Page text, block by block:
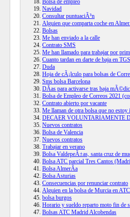
Bolsa de empleo
Navidad
Consultar puntuaciÃ³n
Alguien que comparta coche en
Bolsas
Me han enviado a la calle
Contrato SMS
Me han llamado para trabajar por
Cuanto tardan en darte de baja en
Duda
Hoja de cÃ¡lculo para bolsas de
Sms bolsa Barcelona
DÃ­as para activarse tras baja
Bolsa de Empleo de Correos 2021
Contrato abierto por vacante
Me llaman de otra bolsa que no estoy
DECAER VOLUNTARIAMENTE
Nuevos contratos
Bolsa de Valencia
Nuevos contratos
Trabajar en verano
Bolsa ValdepeÃ±as, santa cruz de
Bolsa ATC parcial Tres Cantos
Bolsa AlmerÃ­a
Bolsa Asturias
Consecuencias por renunciar contrato
Alguien en la bolsa de Murcia en
bolsa burgos
Horario y sueldo reparto moto fin de
Bolsas ATC Madrid Alcobendas